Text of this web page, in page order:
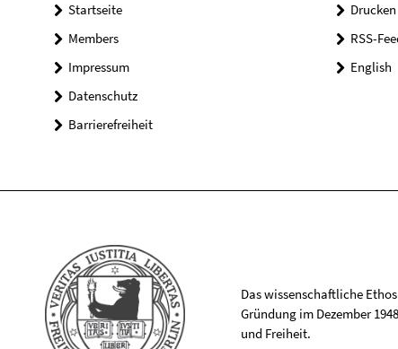
Startseite
Members
Impressum
Datenschutz
Barrierefreiheit
Drucken
RSS-
English
Das wissenschaftliche
Gründung im Dezember
und Freiheit.